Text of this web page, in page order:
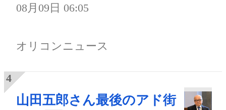
08月09日 06:05
オリコンニュース
山田五郎さん最後のアド街